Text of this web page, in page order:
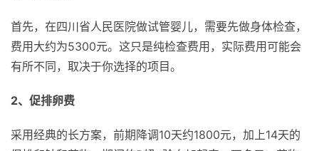
首先，在四川省人民医院做试管婴儿，需要先做身体检查，
费用大约为5300元。这只是纯检查费用，实际费用可能会
有所不同，取决于你选择的项目。
2、促排卵费
采用经典的长方案，前期降调10天约1800元，加上14天的